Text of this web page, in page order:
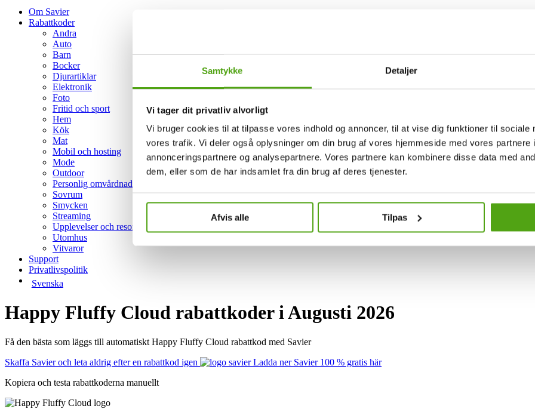
Samtykke Detaljer
Vi tager dit privatliv alvorligt
Vi bruger cookies til at tilpasse vores indhold og annoncer, til at vise dig funktioner til sociale
vores trafik. Vi deler også oplysninger om din brug af vores hjemmeside med vores partnere
annonceringspartnere og analysepartnere. Vores partnere kan kombinere disse data med
dem, eller som de har indsamlet fra din brug af deres tjenester.
Afvis alle Tilpas
Om Savier
Rabattkoder
Andra
Auto
Barn
Bocker
Djurartiklar
Elektronik
Foto
Fritid och sport
Hem
Kök
Mat
Mobil och hosting
Mode
Outdoor
Personlig omvårdnad
Sovrum
Smycken
Streaming
Upplevelser och resor
Utomhus
Vitvaror
Support
Privatlivspolitik
Svenska
Happy Fluffy Cloud rabattkoder i Augusti 2026
Få den bästa som läggs till automatiskt Happy Fluffy Cloud rabattkod med Savier
Skaffa Savier och leta aldrig efter en rabattkod igen
Ladda ner Savier 100 % gratis här
Kopiera och testa rabattkoderna manuellt